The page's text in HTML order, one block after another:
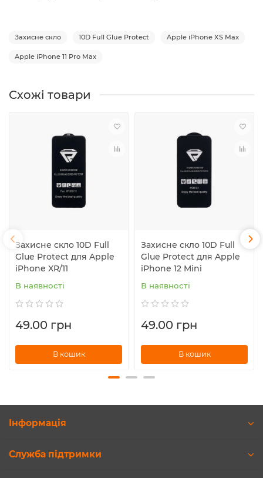
Захисне скло 10D Full Glue Protect Apple iPhone XS Max
Apple iPhone 11 Pro Max
Схожі товари
Захисне скло 10D Full
Glue Protect для Apple
iPhone XR/11
В наявності
49.00 грн
В кошик
Захисне скло 10D Full
Glue Protect для Apple
iPhone 12 Mini
В наявності
49.00 грн
В кошик
Інформація
Служба підтримки